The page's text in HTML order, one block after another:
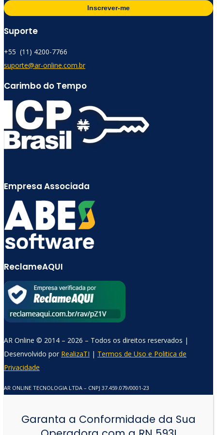
Inscrever-me
Suporte
+55 (11) 4200-7766​
suporte@ar-online.com.br
Carimbo do Tempo
Empresa Associada
ReclameAQUI
AR Online © 2014 – 2026 – Todos os direitos reservados |
Desenvolvido por RealizaTI | Termos de Uso e Politica de
Privacidade
AR ONLINE TECNOLOGIA LTDA – CNPJ 37.459.079/0001-23
Comercial AR Online
Garanta a Conformidade da Sua